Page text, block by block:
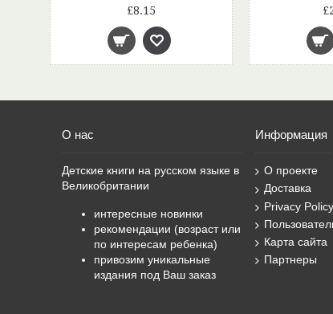
£8.15
О нас
Детские книги на русском языке в
Великобритании
интересные новинки
рекомендации (возраст или
по интересам ребенка)
привозим уникальные
издания под Ваш заказ
Информация
О проекте
Доставка
Privacy Policy
Карта сайта
Партнеры